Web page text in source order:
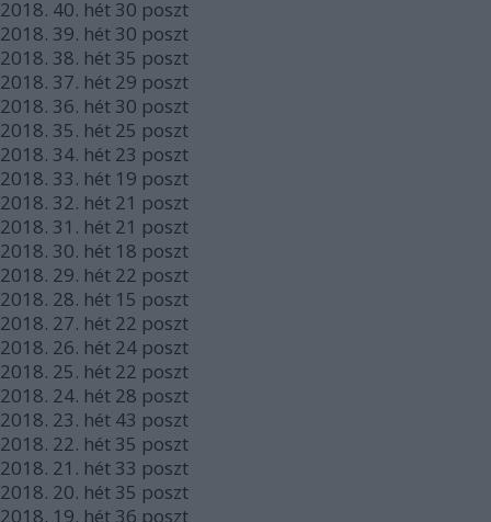
2018. 40. hét 30 poszt
2018. 39. hét 30 poszt
2018. 38. hét 35 poszt
2018. 37. hét 29 poszt
2018. 36. hét 30 poszt
2018. 35. hét 25 poszt
2018. 34. hét 23 poszt
2018. 33. hét 19 poszt
2018. 32. hét 21 poszt
2018. 31. hét 21 poszt
2018. 30. hét 18 poszt
2018. 29. hét 22 poszt
2018. 28. hét 15 poszt
2018. 27. hét 22 poszt
2018. 26. hét 24 poszt
2018. 25. hét 22 poszt
2018. 24. hét 28 poszt
2018. 23. hét 43 poszt
2018. 22. hét 35 poszt
2018. 21. hét 33 poszt
2018. 20. hét 35 poszt
2018. 19. hét 36 poszt